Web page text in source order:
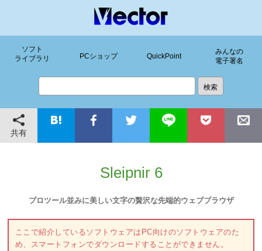
ソフト
ライブラリ
PCショップ QuickPoint
みんなの
電子署名
共有
Sleipnir 6
プロツール並みに美しい文字の贅沢な先端的ウェブブラウザ
ここで紹介しているソフトウェアはPC向けのソフトウェアのた
め、スマートフォンでダウンロードすることができません。